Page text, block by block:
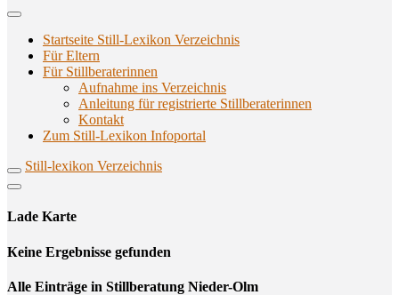
Startseite Still-Lexikon Verzeichnis
Für Eltern
Für Stillberaterinnen
Aufnahme ins Verzeichnis
Anlei­tung für regis­trier­te Stillberaterinnen
Kon­takt
Zum Still-Lexikon Infoportal
Still-lexikon Verzeichnis
Lade Karte
Кeine Ergebnisse gefunden
Alle Einträge in Stillberatung Nieder-Olm